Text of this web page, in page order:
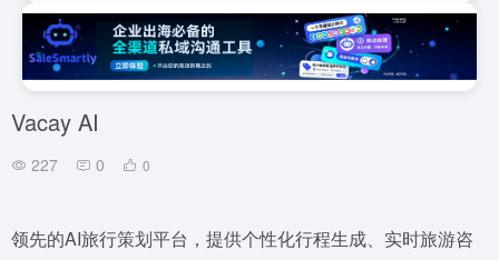
Vacay AI
227 0 0
领先的AI旅行策划平台，提供个性化行程生成、实时旅游咨